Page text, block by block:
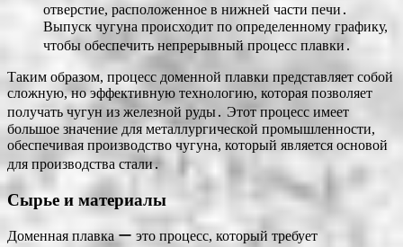
отверстие, расположенное в нижней части печи․
Выпуск чугуна происходит по определенному графику,
чтобы обеспечить непрерывный процесс плавки․
Таким образом, процесс доменной плавки представляет собой
сложную, но эффективную технологию, которая позволяет
получать чугун из железной руды․ Этот процесс имеет
большое значение для металлургической промышленности,
обеспечивая производство чугуна, который является основой
для производства стали․
Сырье и материалы
Доменная плавка ー это процесс, который требует